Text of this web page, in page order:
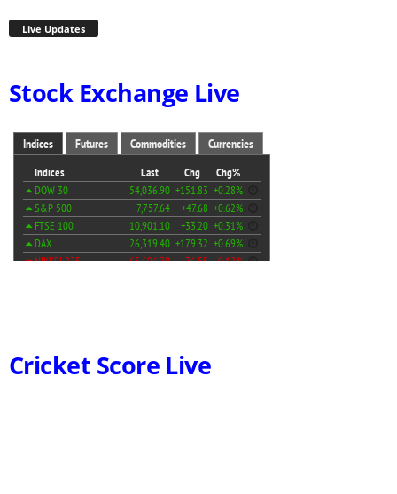
Live Updates
Stock Exchange Live
Cricket Score Live